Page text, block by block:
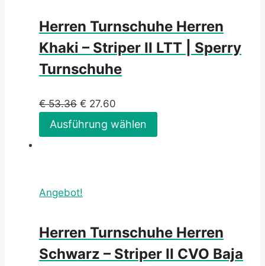
Herren Turnschuhe Herren
Khaki – Striper II LTT | Sperry
Turnschuhe
€53.36 € 27.60
Ausführung wählen
Angebot!
Herren Turnschuhe Herren
Schwarz – Striper II CVO Baja